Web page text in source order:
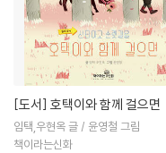
[도서] 호택이와 함께 걸으면
임택,우현옥 글 / 윤영철 그림
책이라는신화